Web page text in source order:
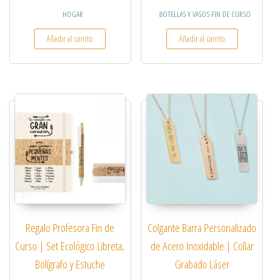
HOGAR
Añadir al carrito
BOTELLAS Y VASOS FIN DE CURSO
Añadir al carrito
Regalo Profesora Fin de
Curso | Set Ecológico Libreta,
Bolígrafo y Estuche
Colgante Barra Personalizado
de Acero Inoxidable | Collar
Grabado Láser